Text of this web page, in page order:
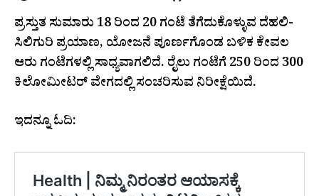
ಪ್ರಸ್ತುತ ಸುಮಾರು 18 ರಿಂದ 20 ಗಂಟೆ ತೆಗೆದುಕೊಳ್ಳುವ ದೆಹಲಿ-
ಸಿಲಿಗುರಿ ಪ್ರಯಾಣ, ಯೋಜನೆ ಪೂರ್ಣಗೊಂಡ ಬಳಿಕ ಕೇವಲ
ಆರು ಗಂಟೆಗಳಲ್ಲಿ ಸಾಧ್ಯವಾಗಲಿದೆ. ರೈಲು ಗಂಟೆಗೆ 250 ರಿಂದ 300
ಕಿಲೋಮೀಟರ್ ವೇಗದಲ್ಲಿ ಸಂಚರಿಸುವ ನಿರೀಕ್ಷೆಯಿದೆ.
ಇದನ್ನೂ ಓದಿ: